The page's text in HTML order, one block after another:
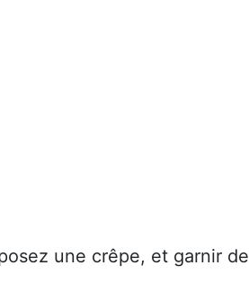
une crêpe, et garnir de